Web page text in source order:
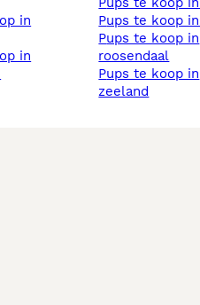
pups te koop
pups te koop in
roosendaal
pups te koop in
zeeland